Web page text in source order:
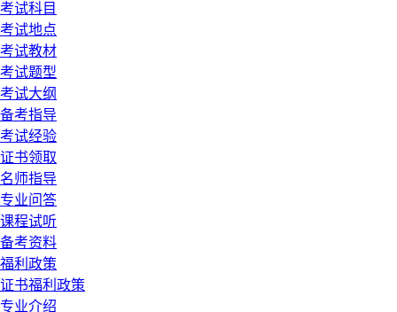
考试科目
考试地点
考试教材
考试题型
考试大纲
备考指导
考试经验
证书领取
名师指导
专业问答
课程试听
备考资料
福利政策
证书福利政策
专业介绍